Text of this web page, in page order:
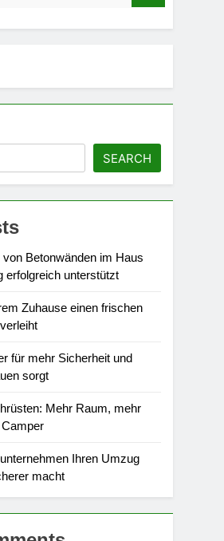
SEARCH
Betonwänden im Haus
erfolgreich unterstützt
Zuhause einen frischen
für mehr Sicherheit und
sorgt
Mehr Raum, mehr
Ihren Umzug
macht